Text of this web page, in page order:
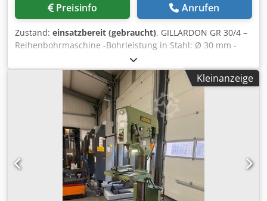
Preisinfo Anrufen
Zustand: einsatzbereit (gebraucht), GILLARDON GR 30/4 –
Reihenbohrmaschine -Bohrleistung in Stahl: Ø 30 mm -
Spindelaufnahme: MK 3 -Bohrhub: 120 mm -
Spindeldrehzahl: 45–1.850 U/min -Stufenlose
Drehzahlregulierung Dcjdpfozr U H Hex Ahkek -
Bohrtiefenanschlag -Analoge Drehzahlanzeige -
Antriebsleistung je Bohrkopf: 2,2 kW -Betriebsspannung:
380 V / 50 Hz -Ausladung: 295 mm -Max. Abstand Spindel –
Tisch: 550 mm -Tischgröße: ca. 2.000 × 660 mm -
Kühlmitteleinrichtung -Dokumentation Abmaße: LxBxH
2,0x0,7x2,0 Meter / Gewicht 2000Kg
Kleinanzeige